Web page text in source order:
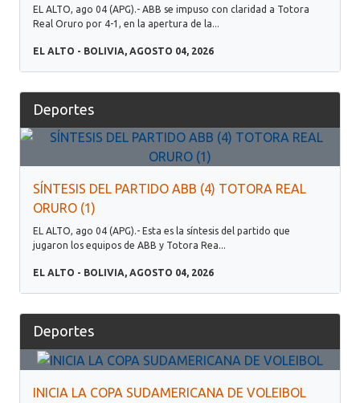
EL ALTO, ago 04 (APG).- ABB se impuso con claridad a Totora
Real Oruro por 4-1, en la apertura de la...
EL ALTO - BOLIVIA, AGOSTO 04, 2026
Deportes
SÍNTESIS DEL PARTIDO ABB (4) TOTORA REAL
ORURO (1)
EL ALTO, ago 04 (APG).- Esta es la síntesis del partido que
jugaron los equipos de ABB y Totora Rea...
EL ALTO - BOLIVIA, AGOSTO 04, 2026
Deportes
INICIA LA COPA SUDAMERICANA DE VOLEIBOL